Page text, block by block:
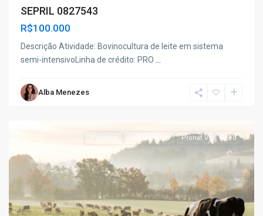
SEPRIL 0827543
R$100.000
Descrição Atividade: Bovinocultura de leite em sistema
semi-intensivoLinha de crédito: PRO
Alba Menezes
Paulo
Projetos Investimento Pronaf V Seed